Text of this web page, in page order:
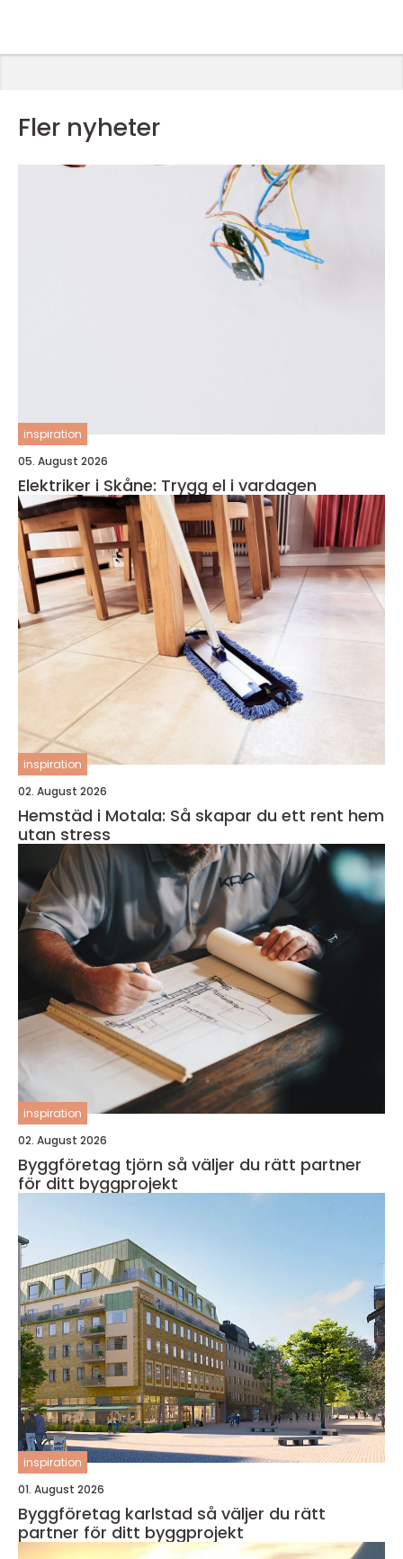
Fler nyheter
inspiration
05. August 2026
Elektriker i Skåne: Trygg el i vardagen
inspiration
02. August 2026
Hemstäd i Motala: Så skapar du ett rent hem
utan stress
inspiration
02. August 2026
Byggföretag tjörn så väljer du rätt partner
för ditt byggprojekt
inspiration
01. August 2026
Byggföretag karlstad så väljer du rätt
partner för ditt byggprojekt